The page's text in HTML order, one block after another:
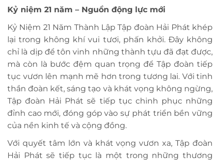
Kỷ niệm 21 năm – Nguồn động lực mới
Kỷ Niệm 21 Năm Thành Lập Tập đoàn Hải Phát khép
lại trong không khí vui tươi, phấn khởi. Đây không
chỉ là dịp để tôn vinh những thành tựu đã đạt được,
mà còn là bước đệm quan trọng để Tập đoàn tiếp
tục vươn lên mạnh mẽ hơn trong tương lai. Với tinh
thần đoàn kết, sáng tạo và khát vọng không ngừng,
Tập đoàn Hải Phát sẽ tiếp tục chinh phục những
đỉnh cao mới, đóng góp vào sự phát triển bền vững
của nền kinh tế và cộng đồng.
Với quyết tâm lớn và khát vọng vươn xa, Tập đoàn
Hải Phát sẽ tiếp tục là một trong những thương